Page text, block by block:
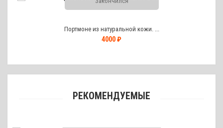
Портмоне из натуральной кожи. ...
4000 ₽
РЕКОМЕНДУЕМЫЕ